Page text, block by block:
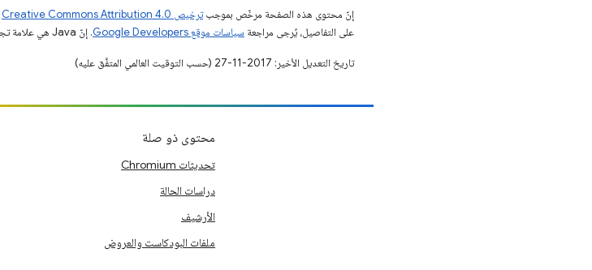
إنّ محتوى هذه الصفحة مرخّص بموجبترخيص Creative Commons Attribution 4.0‏
على التفاصيل، يُرجى مراجعة سياسات موقع Google Developers‏ . إنّ Java هي علامة تجارية مسجَّلة لشركة Oracle و/أو شركائها التابعين.
تاريخ التعديل الأخير: 2017-11-27 (حسب التوقيت العالمي المتفَّق عليه)
محتوى ذو صلة
تحديثات Chromium
دراسات الحالة
الأرشيف
ملفات البودكاست والعروض